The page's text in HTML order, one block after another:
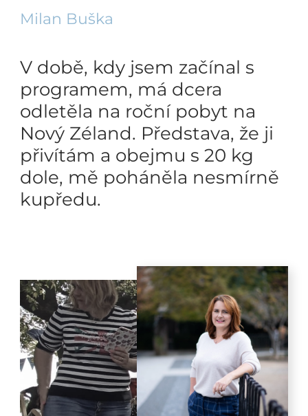
Milan Buška
V době, kdy jsem začínal s
programem, má dcera
odletěla na roční pobyt na
Nový Zéland. Představa, že ji
přivítám a obejmu s 20 kg
dole, mě poháněla nesmírně
kupředu.